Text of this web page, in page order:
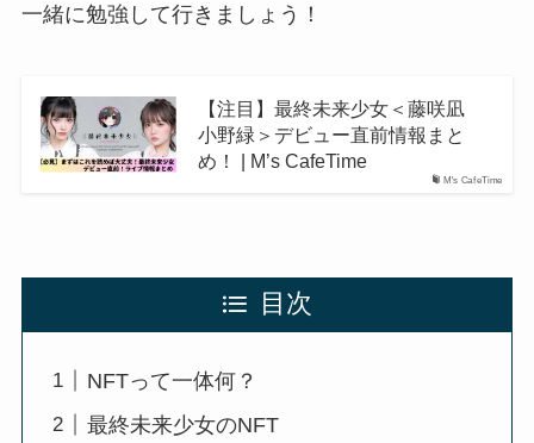
一緒に勉強して行きましょう！
M's CafeTime
【注目】最終未来少女＜藤咲凪
小野緑＞デビュー直前情報まと
め！ | M’s CafeTime
目次
NFTって一体何？
最終未来少女のNFT